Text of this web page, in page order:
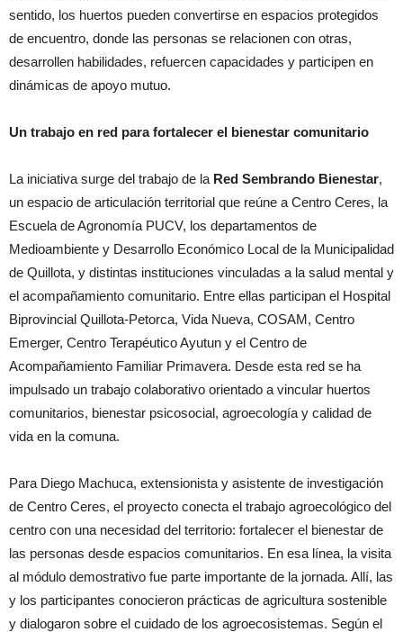
sentido, los huertos pueden convertirse en espacios protegidos
de encuentro, donde las personas se relacionen con otras,
desarrollen habilidades, refuercen capacidades y participen en
dinámicas de apoyo mutuo.
Un trabajo en red para fortalecer el bienestar comunitario
La iniciativa surge del trabajo de la Red Sembrando Bienestar,
un espacio de articulación territorial que reúne a Centro Ceres, la
Escuela de Agronomía PUCV, los departamentos de
Medioambiente y Desarrollo Económico Local de la Municipalidad
de Quillota, y distintas instituciones vinculadas a la salud mental y
el acompañamiento comunitario. Entre ellas participan el Hospital
Biprovincial Quillota-Petorca, Vida Nueva, COSAM, Centro
Emerger, Centro Terapéutico Ayutun y el Centro de
Acompañamiento Familiar Primavera. Desde esta red se ha
impulsado un trabajo colaborativo orientado a vincular huertos
comunitarios, bienestar psicosocial, agroecología y calidad de
vida en la comuna.
Para Diego Machuca, extensionista y asistente de investigación
de Centro Ceres, el proyecto conecta el trabajo agroecológico del
centro con una necesidad del territorio: fortalecer el bienestar de
las personas desde espacios comunitarios. En esa línea, la visita
al módulo demostrativo fue parte importante de la jornada. Allí, las
y los participantes conocieron prácticas de agricultura sostenible
y dialogaron sobre el cuidado de los agroecosistemas. Según el